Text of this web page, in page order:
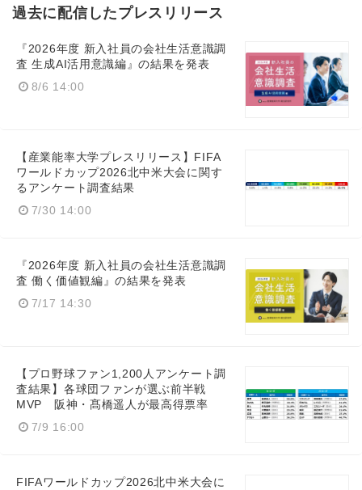
過去に配信したプレスリリース
『2026年度 新入社員の会社生活意識調
査 生成AI活用意識編』の結果を発表
8/6 14:00
【産業能率大学プレスリリース】FIFA
ワールドカップ2026北中米大会に関す
るアンケート調査結果
7/30 14:00
『2026年度 新入社員の会社生活意識調
査 働く価値観編』の結果を発表
7/17 14:30
【プロ野球ファン1,200人アンケート調
査結果】各球団ファンが選ぶ前半戦
MVP 阪神・髙橋遥人が最高得票率
7/9 16:00
FIFAワールドカップ2026北中米大会に